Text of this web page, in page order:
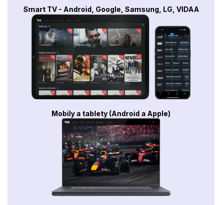
Smart TV - Android, Google, Samsung, LG, VIDAA
Mobily a tablety (Android a Apple)